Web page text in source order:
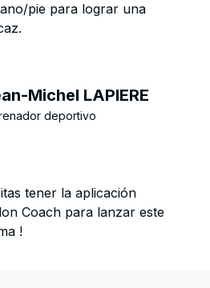
pie para lograr una
Michel LAPIERE
deportivo
tener la aplicación
Coach para lanzar este
!